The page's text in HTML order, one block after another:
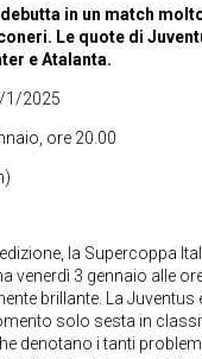
in un match
Le quote di
e Atalanta.
1/2025
ore 20.00
la Supercoppa
venerdì 3 gennaio alle
brillante. La
solo sesta in
denotano i tanti